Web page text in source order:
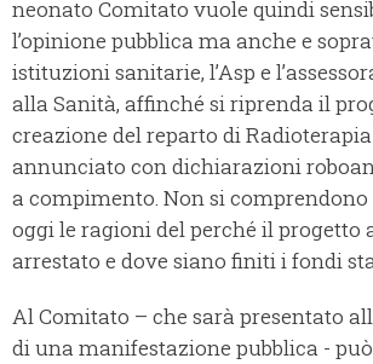
neonato Comitato vuole quindi
l’opinione pubblica ma anche e
istituzioni sanitarie, l’Asp e
alla Sanità, affinché si riprenda il
creazione del reparto di
annunciato con dichiarazioni
a compimento. Non si
oggi le ragioni del perché il progetto
arrestato e dove siano finiti i fondi
Al Comitato – che sarà presentato
di una manifestazione pubblica -